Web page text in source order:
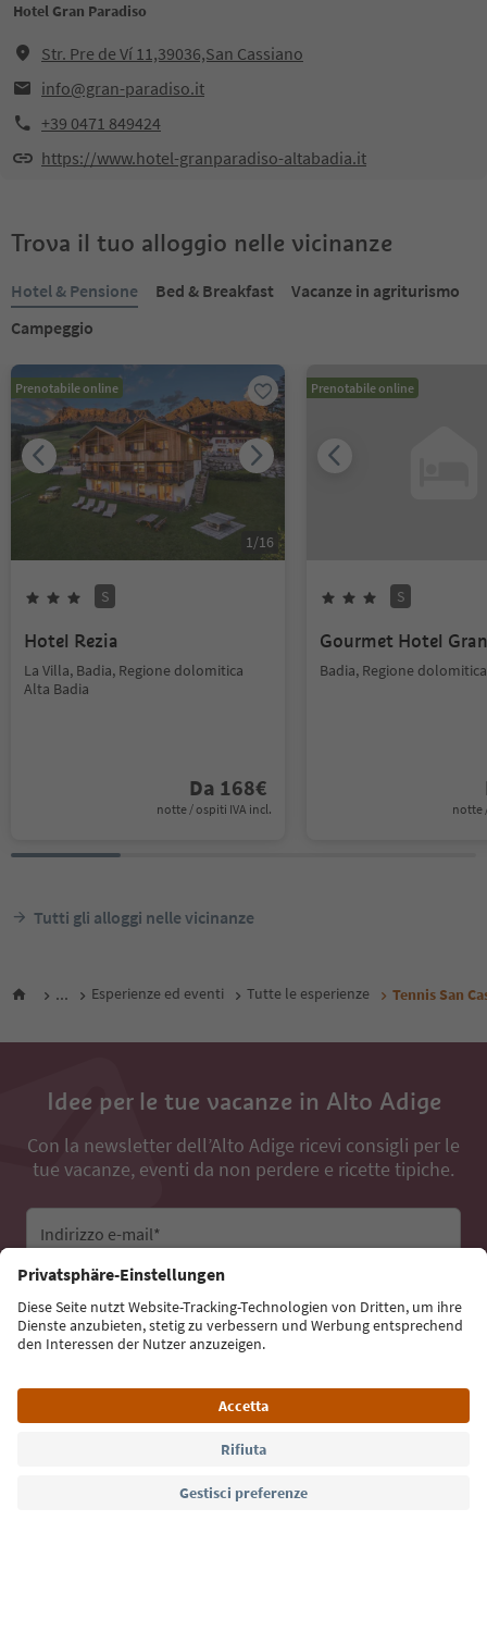
Hotel Gran Paradiso
Str. Pre de Ví 11,39036,San Cassiano
info@gran-paradiso.it
+39 0471 849424
https://www.hotel-granparadiso-altabadia.it
Trova il tuo alloggio nelle vicinanze
Hotel & Pensione Bed & Breakfast
Vacanze in agriturismo
Campeggio
Prenotabile online
1/16
S
Hotel Rezia
La Villa, Badia, Regione dolomitica
Alta Badia
Da 168€
notte / ospiti IVA incl.
Prenotabile online
S
Gourmet Hotel
Badia, Regione
notte
Tutti gli alloggi nelle vicinanze
... Esperienze ed eventi Tutte le esperienze Tennis San
Idee per le tue vacanze in Alto Adige
Con la newsletter dell’Alto Adige ricevi consigli per le
tue vacanze, eventi da non perdere e ricette tipiche.
Indirizzo e-mail*
Iscriviti alla newsletter